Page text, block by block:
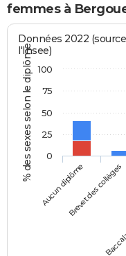
femmes à
% des sexes selon le diplôme
Données 2022
l'Insee)
Aucun diplômeBrevet des collèges
0
25
50
75
100